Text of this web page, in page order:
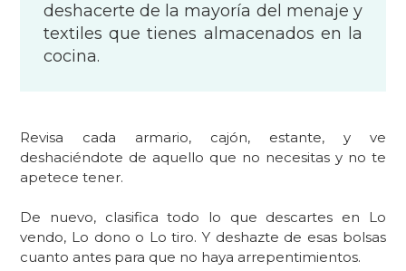
deshacerte de la mayoría del menaje y
textiles que tienes almacenados en la
cocina.
Revisa cada armario, cajón, estante, y ve
deshaciéndote de aquello que no necesitas y no te
apetece tener.
De nuevo, clasifica todo lo que descartes en Lo
vendo, Lo dono o Lo tiro. Y deshazte de esas bolsas
cuanto antes para que no haya arrepentimientos.